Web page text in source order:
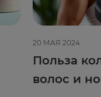
20 МАЯ 2024
Польза
волос и